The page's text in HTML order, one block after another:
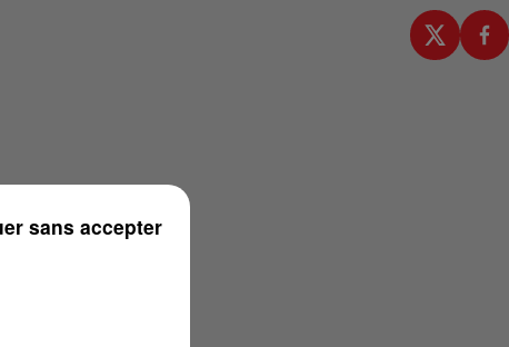
sans accepter